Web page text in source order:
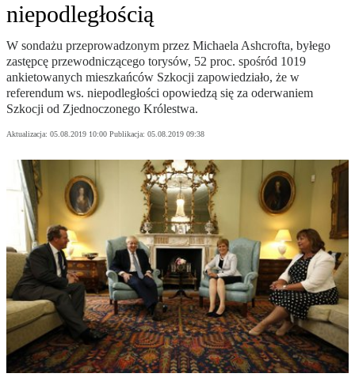
niepodległością
W sondażu przeprowadzonym przez Michaela Ashcrofta, byłego
zastępcę przewodniczącego torysów, 52 proc. spośród 1019
ankietowanych mieszkańców Szkocji zapowiedziało, że w
referendum ws. niepodległości opowiedzą się za oderwaniem
Szkocji od Zjednoczonego Królestwa.
Aktualizacja: 05.08.2019 10:00 Publikacja: 05.08.2019 09:38